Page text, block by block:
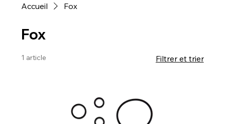
Accueil Fox
Fox
1 article Filtrer et trier